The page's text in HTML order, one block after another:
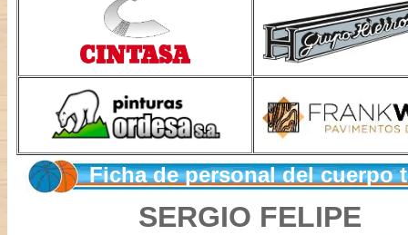
Ficha de personal del
SERGIO FELIPE